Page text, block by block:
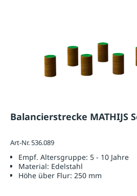
Balancierstrecke MATHIJS
Art-Nr. 536.089
Empf. Altersgruppe: 5 - 10 Jahre
Material: Edelstahl
Höhe über Flur: 250 mm